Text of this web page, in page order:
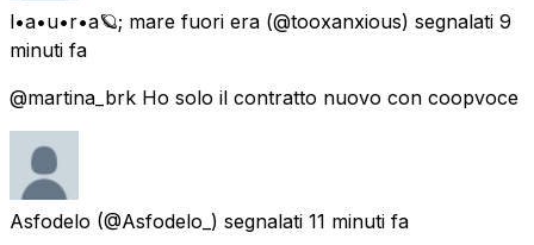
l•a•u•r•a🪐; mare fuori era (@tooxanxious) segnalati 9
minuti fa
@martina_brk Ho solo il contratto nuovo con coopvoce
Asfodelo (@Asfodelo_) segnalati 11 minuti fa